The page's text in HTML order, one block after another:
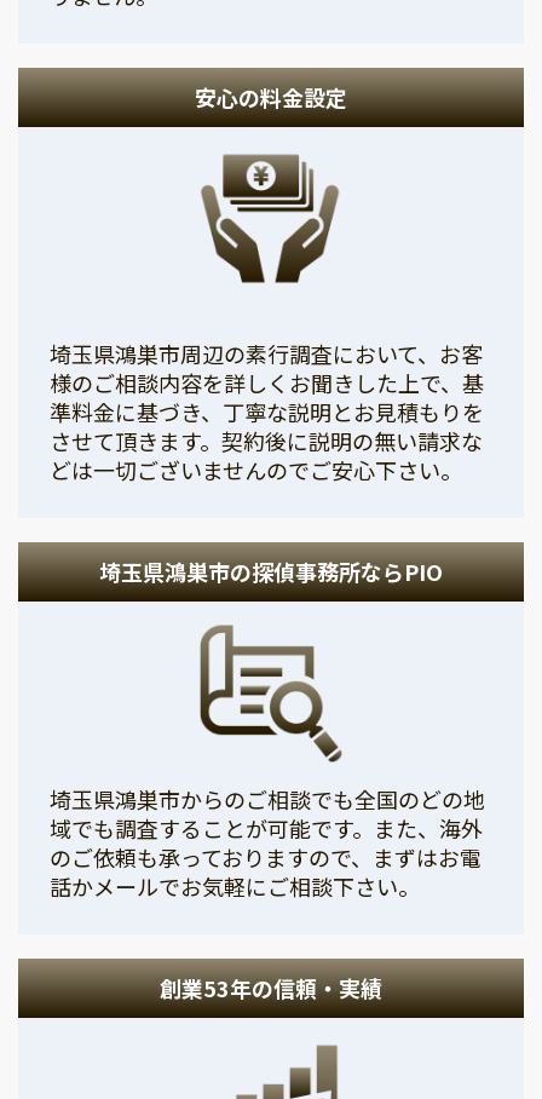
安心の料金設定
埼玉県鴻巣市周辺の素行調査において、お客
様のご相談内容を詳しくお聞きした上で、基
準料金に基づき、丁寧な説明とお見積もりを
させて頂きます。契約後に説明の無い請求な
どは一切ございませんのでご安心下さい。
埼玉県鴻巣市の探偵事務所ならPIO
埼玉県鴻巣市からのご相談でも全国のどの地
域でも調査することが可能です。また、海外
のご依頼も承っておりますので、まずはお電
話かメールでお気軽にご相談下さい。
創業53年の信頼・実績